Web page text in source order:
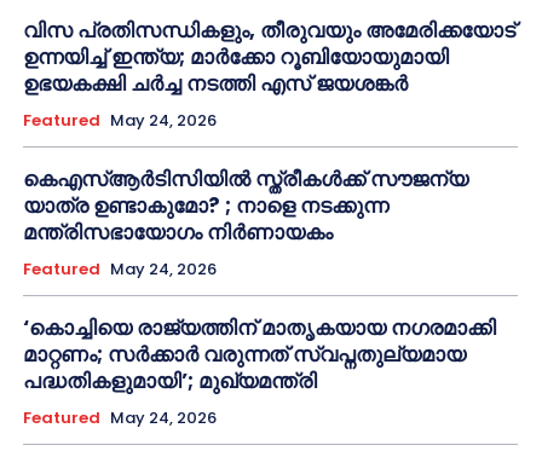
വിസ പ്രതിസന്ധികളും, തീരുവയും അമേരിക്കയോട്
ഉന്നയിച്ച് ഇന്ത്യ; മാർക്കോ റൂബിയോയുമായി
ഉഭയകക്ഷി ചർച്ച നടത്തി എസ് ജയശങ്കർ
Featured May 24, 2026
കെഎസ്ആർടിസിയിൽ സ്ത്രീകൾക്ക് സൗജന്യ
യാത്ര ഉണ്ടാകുമോ? ; നാളെ നടക്കുന്ന
മന്ത്രിസഭായോഗം നിർണായകം
Featured May 24, 2026
‘കൊച്ചിയെ രാജ്യത്തിന് മാതൃകയായ നഗരമാക്കി
മാറ്റണം; സർക്കാർ വരുന്നത് സ്വപ്നതുല്യമായ
പദ്ധതികളുമായി’; മുഖ്യമന്ത്രി
Featured May 24, 2026